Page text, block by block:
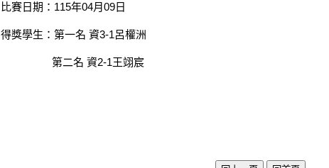
比賽日期：115年04月09日
得獎學生：第一名 資3-1呂權洲
第二名 資2-1王翊宸